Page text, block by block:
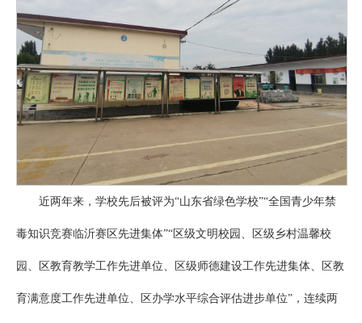
近两年来，学校先后被评为“山东省绿色学校”“全国青少年禁
毒知识竞赛临沂赛区先进集体”“区级文明校园、区级乡村温馨校
园、区教育教学工作先进单位、区级师德建设工作先进集体、区教
育满意度工作先进单位、区办学水平综合评估进步单位”，连续两